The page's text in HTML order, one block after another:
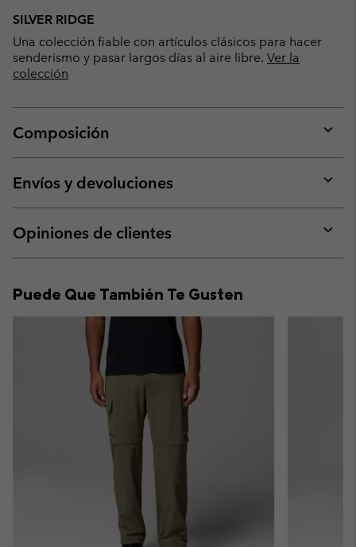
SILVER RIDGE
Una colección fiable con artículos clásicos para hacer
senderismo y pasar largos días al aire libre. Ver la
colección
Composición
or
Envíos y devoluciones
or
Opiniones de clientes
or
Puede Que También Te Gusten